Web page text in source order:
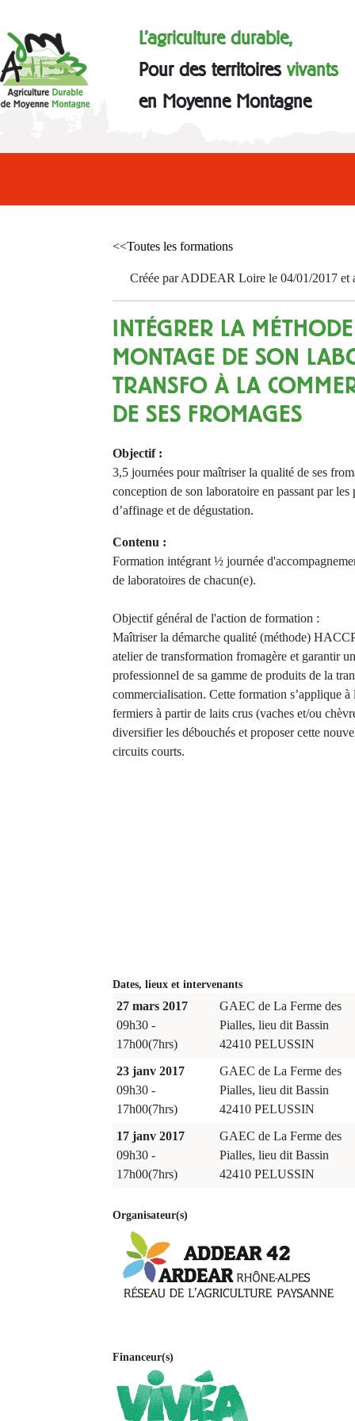
L'agriculture durable,
Pour des territoiresvivants
en Moyenne Montagne
<<Toutes les formations
Créée par ADDEAR Loire le 04/01/2017 et
INTÉGRER LA
MONTAGE DE SON
TRANSFO À LA
DE SES FROMAGES
Objectif :
3,5 journées pour maîtriser la qualité de ses
conception de son laboratoire en passant par
d’affinage et de dégustation.
Contenu :
Formation intégrant ½ journée
de laboratoires de chacun(e).
Objectif général de l'action de formation :
Maîtriser la démarche qualité (méthode)
atelier de transformation fromagère et garantir
professionnel de sa gamme de produits de la
commercialisation. Cette formation s’applique
fermiers à partir de laits crus (vaches et/ou
diversifier les débouchés et proposer cette
circuits courts.
Dates, lieux et intervenants
27 mars 2017
09h30 -
17h00(7hrs)
GAEC de La Ferme des
Pialles, lieu dit Bassin
42410 PELUSSIN
23 janv 2017
09h30 -
17h00(7hrs)
GAEC de La Ferme des
Pialles, lieu dit Bassin
42410 PELUSSIN
17 janv 2017
09h30 -
17h00(7hrs)
GAEC de La Ferme des
Pialles, lieu dit Bassin
42410 PELUSSIN
Organisateur(s)
Financeur(s)